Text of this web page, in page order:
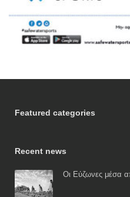
Featured categories
Recent news
Οι Εύζωνες μέσα